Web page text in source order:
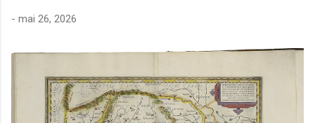
- mai 26, 2026